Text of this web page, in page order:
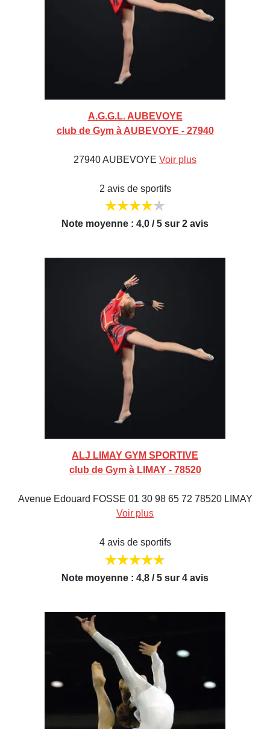
A.G.G.L. AUBEVOYE
club de Gym à AUBEVOYE - 27940
27940 AUBEVOYE Voir plus
2 avis de sportifs
Note moyenne : 4,0 / 5 sur 2 avis
ALJ LIMAY GYM SPORTIVE
club de Gym à LIMAY - 78520
Avenue Edouard FOSSE 01 30 98 65 72 78520 LIMAY
Voir plus
4 avis de sportifs
Note moyenne : 4,8 / 5 sur 4 avis